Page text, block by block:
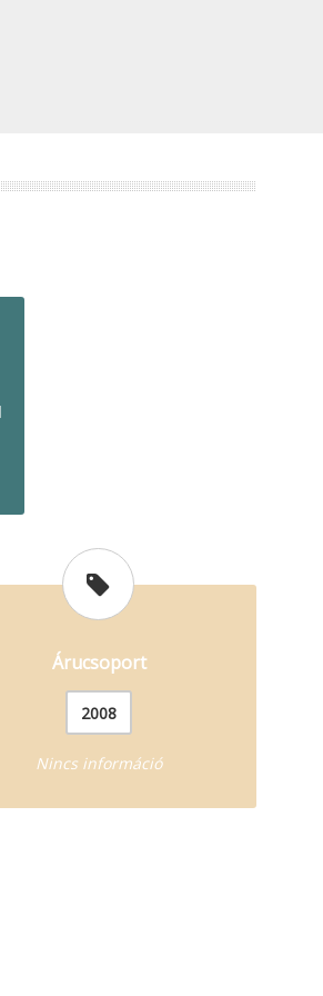
Árucsoport
2008
Nincs információ